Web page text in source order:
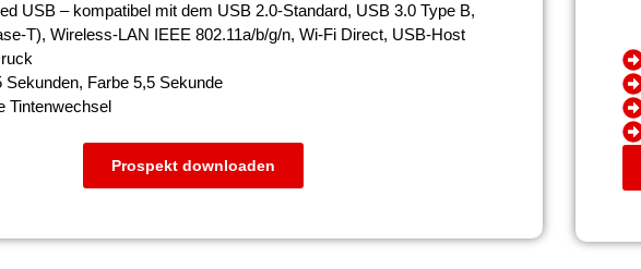
USB – kompatibel mit dem USB 2.0-Standard, USB 3.0 Type B,
T), Wireless-LAN IEEE 802.11a/b/g/n, Wi-Fi Direct, USB-Host
Farbe 5,5 Sekunde
Tintenwechsel
Prospekt downloaden